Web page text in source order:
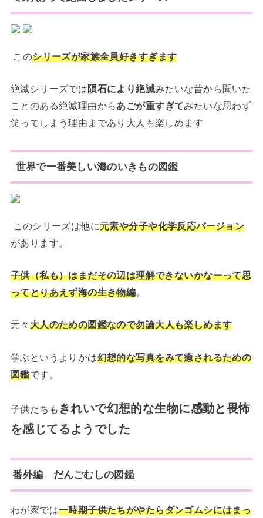
このシリーズが家族全員好きすぎます
絶滅シリーズでは隕石により絶滅みたいな昔から聞いた
ことのある絶滅理由からあごが重すぎてみたいな思わず
笑ってしまう理由まであり大人も楽しめます
世界で一番美しい海のいきもの図鑑
このシリーズは他に元素や分子や化学反応バージョン
があります。
子供（私も）はまだその辺は理解できないかなーって思
ってとりあえず海の生き物編。
元々 大人のための図鑑なので勿論大人も楽しめます
学ぶというよりかは幻想的な写真をみて癒されるための
図鑑です。
子供たちも きれいで幻想的な生物に感動と畏怖
を感じてるようでした
番外編 だんごむしの図鑑
わが家では一時期子供たちがやたらダンゴムシにはまっ